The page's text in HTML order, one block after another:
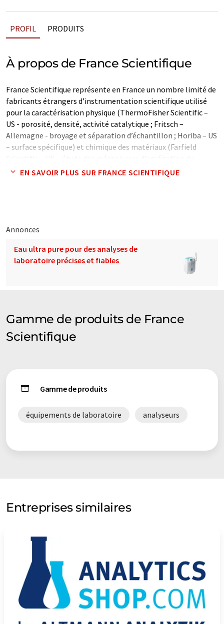
PROFIL PRODUITS
À propos de France Scientifique
France Scientifique représente en France un nombre limité de
fabricants étrangers d’instrumentation scientifique utilisé
pour la caractérisation physique (ThermoFisher Scientific –
US - porosité, densité, activité catalytique ; Fritsch –
Allemagne - broyage et séparation d’échantillon ; Horiba – US
– surface spécifique) et chimique des matériaux (Farfield
protéines et interactions moléculaires; Aspectrix - US - NIR
EN SAVOIR PLUS SUR FRANCE SCIENTIFIQUE
Annonces
Eau ultra pure pour des analyses de
laboratoire précises et fiables
Gamme de produits de France
Scientifique
Gamme de produits
équipements de laboratoire analyseurs
Entreprises similaires